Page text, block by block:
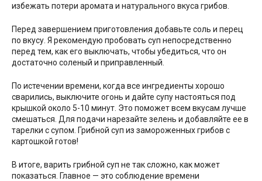
избежать потери аромата и натурального вкуса грибов.
Перед завершением приготовления добавьте соль и перец
по вкусу. Я рекомендую пробовать суп непосредственно
перед тем, как его выключать, чтобы убедиться, что он
достаточно соленый и приправленный.
По истечении времени, когда все ингредиенты хорошо
сварились, выключите огонь и дайте супу настояться под
крышкой около 5-10 минут. Это поможет всем вкусам лучше
смешаться. Для подачи нарезайте зелень и добавляйте ее в
тарелки с супом. Грибной суп из замороженных грибов с
картошкой готов!
В итоге, варить грибной суп не так сложно, как может
показаться. Главное — это соблюдение времени